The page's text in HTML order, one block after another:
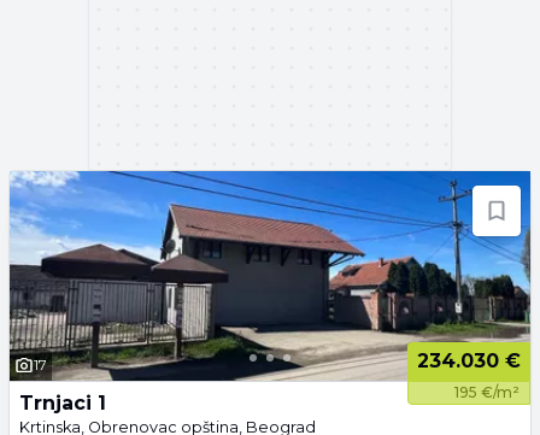
17 234.030 €
195 €/m²
Trnjaci 1
Krtinska, Obrenovac opština, Beograd